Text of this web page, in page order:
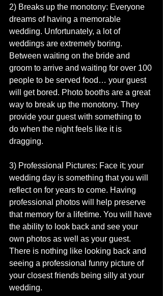
2) Breaks up the monotony: Everyone
dreams of having a memorable
wedding. Unfortunately, a lot of
weddings are extremely boring.
Between waiting on the bride and
groom to arrive and waiting for over 100
people to be served food… your guest
will get bored. Photo booths are a great
way to break up the monotony. They
provide your guest with something to
do when the night feels like it is
dragging.
3) Professional Pictures: Face it; your
wedding day is something that you will
reflect on for years to come. Having
professional photos will help preserve
that memory for a lifetime. You will have
the ability to look back and see your
own photos as well as your guest.
There is nothing like looking back and
seeing a professional funny picture of
your closest friends being silly at your
wedding.